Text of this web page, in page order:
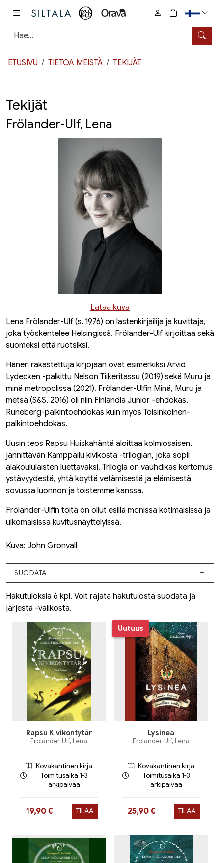
Hae
0
tuotetta
ETUSIVU TIETOA MEISTÄ TEKIJÄT
Tekijät
Frölander-Ulf, Lena
Lataa kuva
Lena Frölander-Ulf (s. 1976) on lastenkirjailija ja kuvittaja,
joka työskentelee Helsingissä. Frölander-Ulf kirjoittaa sekä
suomeksi että ruotsiksi.
Hänen rakastettuja kirjojaan ovat esimerkiksi Arvid
Lydecken -palkittu Nelson Tiikeritassu (2019) sekä Muru ja
minä metropolissa (2021). Frölander-Ulfin Minä, Muru ja
metsä (S&S, 2016) oli niin Finlandia Junior -ehdokas,
Runeberg-palkintoehdokas kuin myös Toisinkoinen-
palkintoehdokas.
Uusin teos Rapsu Huiskahäntä aloittaa kolmiosaisen,
jännittävän Kamppailu kivikosta -trilogian, joka sopii
alakoululaisten luettavaksi. Trilogia on vauhdikas kertomus
ystävyydestä, yhtä köyttä vetämisestä ja elämisestä
sovussa luonnon ja toistemme kanssa.
Frölander-Ulfin töitä on ollut esillä monissa kotimaisissa ja
ulkomaisissa kuvitusnäyttelyissä.
Kuva: John Gronvall
SUODATA
Hakutuloksia 6 kpl. Voit rajata hakutulosta suodata ja
järjestä -valikosta.
Rapsu Kivikontytär
Frölander-Ulf, Lena
Kovakantinen kirja
Toimitusaika 1-3
arkipäivää
Hinta nyt
19,90 € TILAA
Uutuus
Lysinea
Frölander-Ulf, Lena
Kovakantinen kirja
Toimitusaika 1-3
arkipäivää
Hinta nyt
25,90 € TILAA